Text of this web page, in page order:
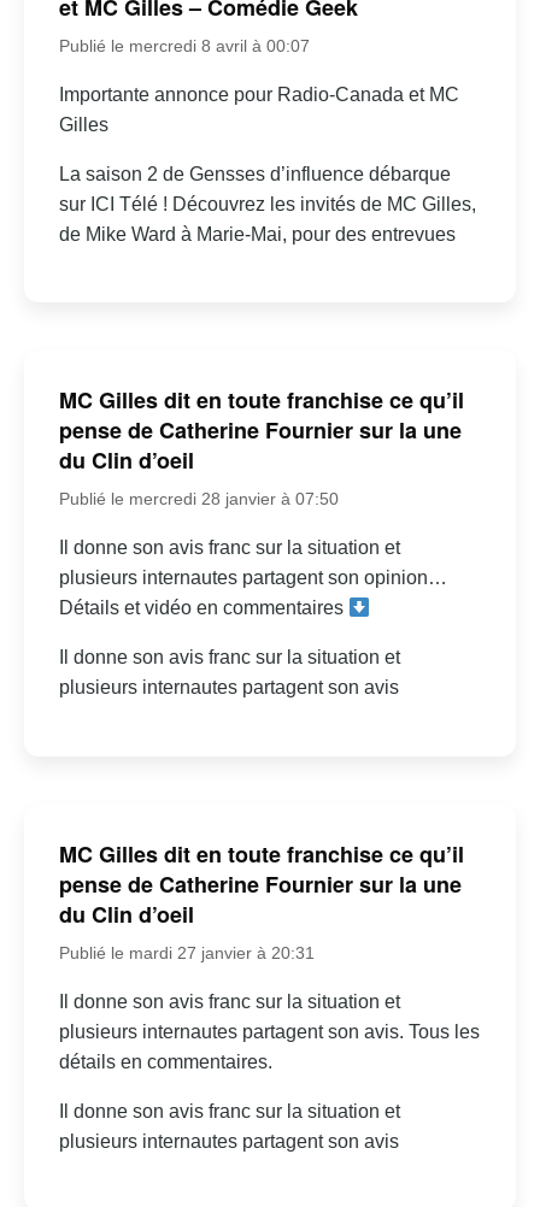
et MC Gilles – Comédie Geek
Publié le mercredi 8 avril à 00:07
Importante annonce pour Radio-Canada et MC
Gilles
La saison 2 de Gensses d’influence débarque
sur ICI Télé ! Découvrez les invités de MC Gilles,
de Mike Ward à Marie-Mai, pour des entrevues
MC Gilles dit en toute franchise ce qu’il
pense de Catherine Fournier sur la une
du Clin d’oeil
Publié le mercredi 28 janvier à 07:50
Il donne son avis franc sur la situation et
plusieurs internautes partagent son opinion…
Détails et vidéo en commentaires
Il donne son avis franc sur la situation et
plusieurs internautes partagent son avis
MC Gilles dit en toute franchise ce qu’il
pense de Catherine Fournier sur la une
du Clin d’oeil
Publié le mardi 27 janvier à 20:31
Il donne son avis franc sur la situation et
plusieurs internautes partagent son avis. Tous les
détails en commentaires.
Il donne son avis franc sur la situation et
plusieurs internautes partagent son avis